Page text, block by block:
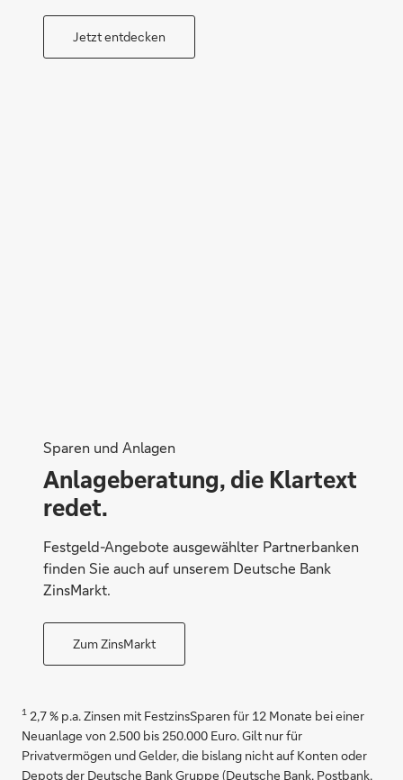
Jetzt entdecken
Sparen und Anlagen
Anlageberatung, die Klartext
redet.
Festgeld-Angebote ausgewählter Partnerbanken
finden Sie auch auf unserem Deutsche Bank
ZinsMarkt.
Zum ZinsMarkt
1 2,7 % p.a. Zinsen mit FestzinsSparen für 12 Monate bei einer
Neuanlage von 2.500 bis 250.000 Euro. Gilt nur für
Privatvermögen und Gelder, die bislang nicht auf Konten oder
Depots der Deutsche Bank Gruppe (Deutsche Bank, Postbank,